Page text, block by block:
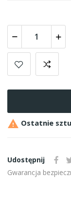
 Ostatnie
Udostępnij
Gwarancja